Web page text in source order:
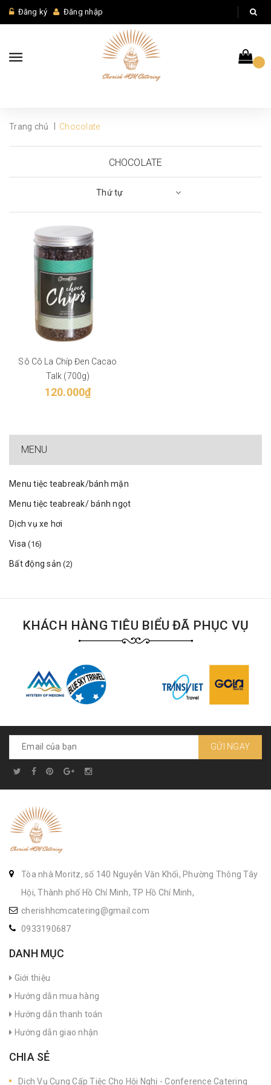
Đăng ký Đăng nhập
Trang chủ Chocolate
CHOCOLATE
Thứ tự
Sô Cô La Chíp Đen Cacao
Talk (700g)
120.000₫
MENU
Menu tiệc teabreak/bánh mặn
Menu tiệc teabreak/ bánh ngọt
Dịch vụ xe hơi
Visa(16)
Bất động sản(2)
KHÁCH HÀNG TIÊU BIỂU ĐÃ PHỤC VỤ
GỬI NGAY
Tòa nhà Moritz, số 140 Nguyễn Văn Khối, Phường Thông Tây
Hội, Thành phố Hồ Chí Minh, TP Hồ Chí Minh,
cherishhcmcatering@gmail.com
0933190687
DANH MỤC
Giới thiệu
Hướng dẫn mua hàng
Hướng dẫn thanh toán
Hướng dẫn giao nhận
CHIA SẺ
Dịch Vụ Cung Cấp Tiệc Cho Hội Nghị - Conference Catering